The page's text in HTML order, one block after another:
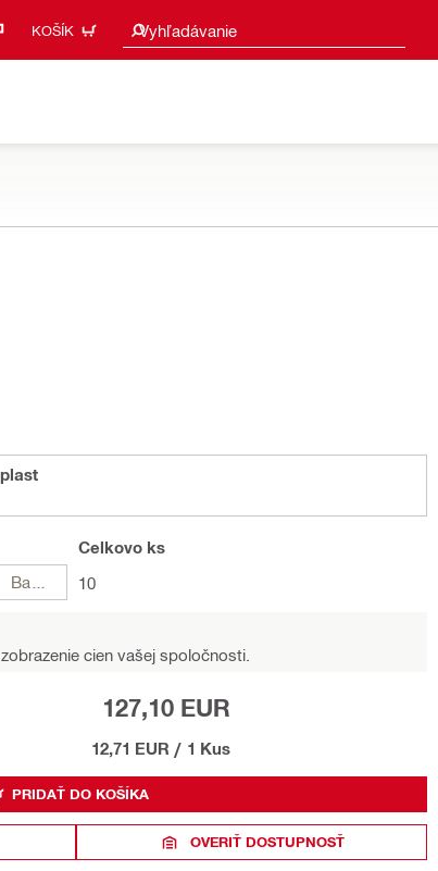
KOŠÍK Vyhľadávanie
Vyhľadať návrhy
Celkovo ks
10
cien vašej spoločnosti.
127,10 EUR
12,71 EUR / 1 Kus
PRIDAŤ DO KOŠÍKA
OVERIŤ DOSTUPNOSŤ